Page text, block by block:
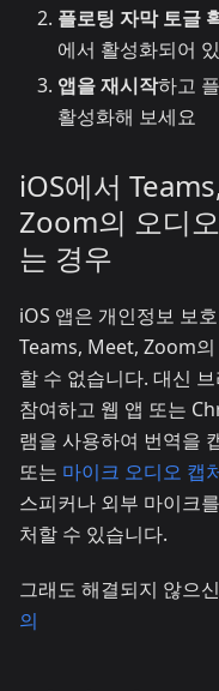
플로팅 자막 토글
에서 활성화되어
앱을 재시작하고
활성화해 보세요
iOS에서
Zoom의 오디
는 경우
iOS 앱은 개인정보 보
Teams, Meet, Zoom
할 수 없습니다. 대신
참여하고 웹 앱 또는
램을 사용하여 번역을
또는 마이크 오디오 캡
스피커나 외부 마이크
처할 수 있습니다.
그래도 해결되지 않으
의